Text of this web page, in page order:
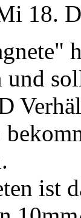
18.
und
ist